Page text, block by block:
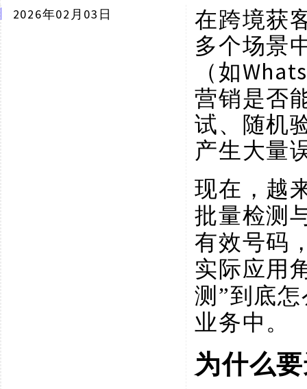
2026年02月03日
在跨境获
多个场景
（如
营销是否
试、随机
产生大量
现在，越
批量检测
有效号码
实际应用
测”到底
业务中。
为什么